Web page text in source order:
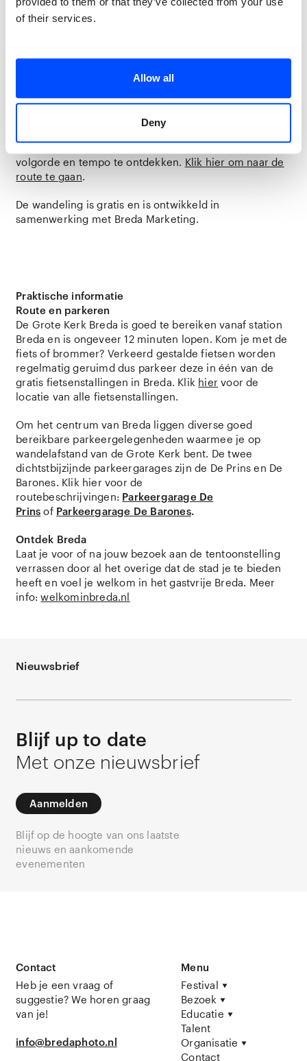
of their services.
Allow all
Deny
Vrije Vogels Wandeling
andere blik te bekijken? Laat je verrassen door de Vrije
Vogels Wandeling. Bezoek de installatie van Tina
van het uitzicht vanuit de rooftopbar en bekijk een
aantal van de prachtige muurschilderingen in de stad.
Voel je vrij om de hotspots op deze route in je eigen
volgorde en tempo te ontdekken. Klik hier om naar de
route te gaan.
De wandeling is gratis en is ontwikkeld in
samenwerking met Breda Marketing.
Praktische informatie
Route en parkeren
De Grote Kerk Breda is goed te bereiken vanaf station
Breda en is ongeveer 12 minuten lopen. Kom je met de
fiets of brommer? Verkeerd gestalde fietsen worden
regelmatig geruimd dus parkeer deze in één van de
gratis fietsenstallingen in Breda. Klik hier voor de
locatie van alle fietsenstallingen.
Om het centrum van Breda liggen diverse goed
bereikbare parkeergelegenheden waarmee je op
wandelafstand van de Grote Kerk bent. De twee
dichtstbijzijnde parkeergarages zijn de De Prins en De
Barones. Klik hier voor de
routebeschrijvingen: Parkeergarage De
Prins of Parkeergarage De Barones.
Ontdek Breda
Laat je voor of na jouw bezoek aan de tentoonstelling
verrassen door al het overige dat de stad je te bieden
heeft en voel je welkom in het gastvrije Breda. Meer
info:welkominbreda.nl
Nieuwsbrief
Blijf up to date
Met onze nieuwsbrief
Aanmelden
Blijf op de hoogte van ons laatste
nieuws en aankomende
evenementen
Contact
Heb je een vraag of
suggestie? We horen graag
van je!
info@bredaphoto.nl
Menu
Festival
Bezoek
Educatie
Talent
Organisatie
Contact